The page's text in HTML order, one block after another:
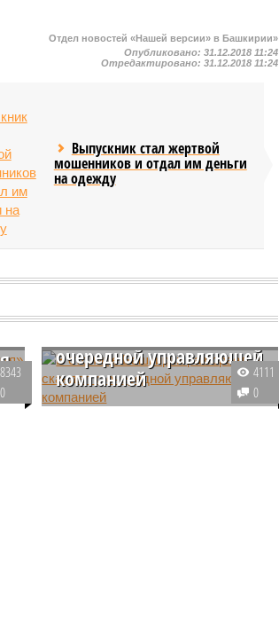
Отдел новостей «Нашей версии» в Башкирии»
Опубликовано:31.12.2018 11:24
Отредактировано:31.12.2018 11:24
Выпускник стал жертвой
мошенников и отдал им деньги
на одежду
8343
0
В столице Башкирии
очередной управляющей
компанией
Жители столицы Башкирии уже
4111
0